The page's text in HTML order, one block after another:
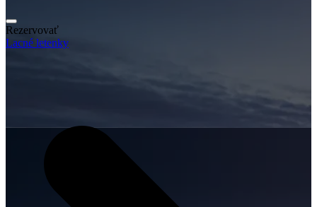
Rezervovať
Lacné letenky